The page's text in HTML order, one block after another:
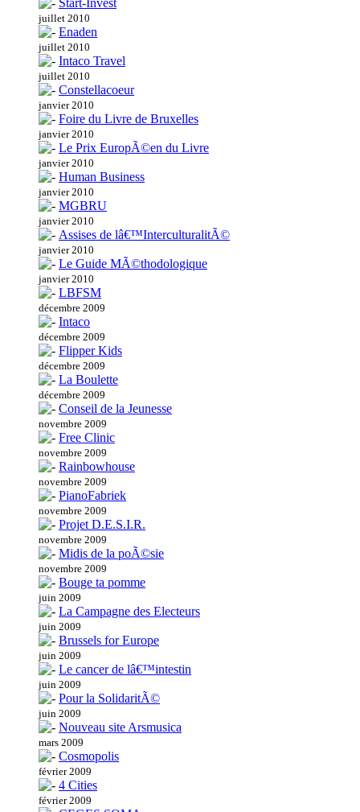
Start-Invest
juillet 2010
Enaden
juillet 2010
Intaco Travel
juillet 2010
Constellacoeur
janvier 2010
Foire du Livre de Bruxelles
janvier 2010
Le Prix EuropÃ©en du Livre
janvier 2010
Human Business
janvier 2010
MGBRU
janvier 2010
Assises de lâ€™InterculturalitÃ©
janvier 2010
Le Guide MÃ©thodologique
janvier 2010
LBFSM
décembre 2009
Intaco
décembre 2009
Flipper Kids
décembre 2009
La Boulette
décembre 2009
Conseil de la Jeunesse
novembre 2009
Free Clinic
novembre 2009
Rainbowhouse
novembre 2009
PianoFabriek
novembre 2009
Projet D.E.S.I.R.
novembre 2009
Midis de la poÃ©sie
novembre 2009
Bouge ta pomme
juin 2009
La Campagne des Electeurs
juin 2009
Brussels for Europe
juin 2009
Le cancer de lâ€™intestin
juin 2009
Pour la SolidaritÃ©
juin 2009
Nouveau site Arsmusica
mars 2009
Cosmopolis
février 2009
4 Cities
février 2009